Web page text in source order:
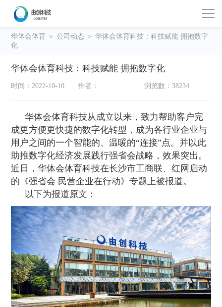
华体会体育 ＞公司动态 ＞ 华体会体育科技：科技赋能 拥抱数字
化
华体会体育科技：科技赋能 拥抱数字化
时间：2022-10-10 作者： 浏览数：38234
华体会体育科技从成立以来，致力帮助客户完
成更方便更快捷的数字化转型，成为各行业企业与
用户之间的一个智能的、温暖的“连接”点。并以此
助推数字化经济发展践行强省会战略，效果突出。
近日，华体会体育科技在长沙市工商联、红网启动
的《强省会 民营企业在行动》专题上被报道。
以下为报道原文：